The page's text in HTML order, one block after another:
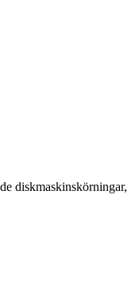
diskmaskinskörningar,